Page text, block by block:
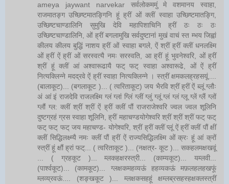
ameya jaywant narvekar सर्वलोकममुं मे वशमानय स्वाहा,
राजमातङ्ग उच्छिष्टमातङ्गिनि हूं ह्रीं ओं क्लीं स्वाहा उच्छिष्टमातङ्गि,
उच्छिष्टचाण्डालिनि सुमुखि देवि महापिशाचिनि ह्रीं ठः ठः ठः
उच्छिष्टचाण्डालिनि, ओं ह्रीं बगलामुखि सर्वदुष्टानां मुखं वाचं स्त म्भय जिह्वां
कीलय कीलय बुद्धिं नाशय ह्रीं ओं स्वाहा बगले, ऐं श्रीं ह्रीं क्लीं धनलक्ष्मि
ओं ह्रीं ऐं ह्रीं ओं सरस्वत्यै नमः सरस्वति, आ ह्रीं हूं भुवनेश्वरि, ओं ह्रीं
श्रीं हूं क्लीं आं अश्वारूढायै फट् फट् स्वाहा अश्वारूढे, ओं ऐं ह्रीं
नित्यक्लिन्ने मदद्रवे ऐं ह्रीं स्वाहा नित्यक्लिन्ने । स्त्रीं क्षमकलह्रहसयूं....
(बालाकूट)... (बगलाकूट )... ( त्वरिताकूट) जय भैरवि श्रीं ह्रीं ऐं ब्लूं ग्लौः
अं आं इं राजदेवि राजलक्ष्मि ग्लं ग्लां ग्लिं ग्लीं ग्लुं ग्लूं ग्लं ग्लं ग्लू ग्लें ग्लैं ग्लों
ग्लौं ग्ल: क्लीं श्रीं श्रीं ऐं ह्रीं क्लीं पौं राजराजेश्वरि ज्वल ज्वल शूलिनि
दुष्टग्रहं ग्रस स्वाहा शूलिनि, ह्रीं महाचण्डयोगेश्वरि श्रीं श्रीं श्रीं फट् फट्
फट् फट् फट् जय महाचण्ड- योगेश्वरि, श्रीं ह्रीं क्लीं प्लूं ऐं ह्रीं क्लीं पौं क्षीं
क्लीं सिद्धिलक्ष्म्यै नमः क्लीं पौं ह्रीं ऐं राज्यसिद्धिलक्ष्मि ओं क्रः हूं आं क्रों
स्त्रीं हूं क्षौं ह्रां फट्... ( त्वरिताकूट )... (नक्षत्र- कूट )... सकहलमक्षखवूं
... ( ग्रहकूट )... म्लकहक्षरस्त्री... (काम्यकूट)... यम्लवी...
(पार्श्वकूट)... (कामकूट)... ग्लक्षकमहव्यऊं हहव्यकऊं मफ़लहलहखफूं
म्लव्य्रवऊं.... (शङ्खकूट )... म्लक्षकसहहूं क्षम्लब्रसहस्हक्षक्लस्त्रीं